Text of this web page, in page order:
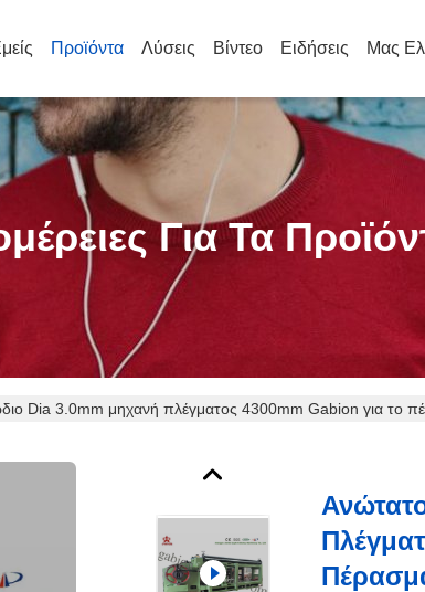
Προϊόντα Λύσεις Βίντεο Ειδήσεις Μας
Για Τα
Dia 3.0mm μηχανή πλέγματος 4300mm Gabion για το